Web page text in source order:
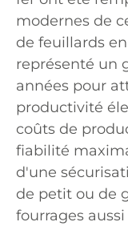
modernes de
de feuillards
représenté un
années pour
productivité
coûts de
fiabilité
d'une
de petit ou de
fourrages